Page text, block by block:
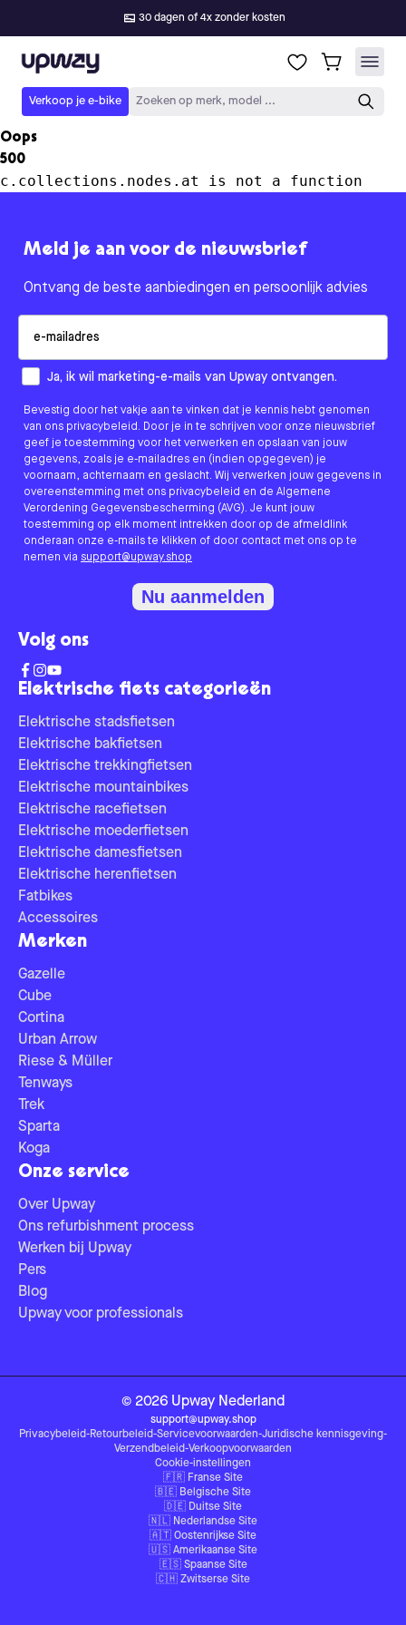
30 dagen of 4x zonder kosten
Upway
Verkoop je e-bike Zoeken op merk, model ...
Oops
500
c.collections.nodes.at is not a function
Elektrische fiets categorieën
Elektrische stadsfietsen
Elektrische bakfietsen
Elektrische trekkingfietsen
Elektrische mountainbikes
Elektrische racefietsen
Elektrische moederfietsen
Elektrische damesfietsen
Elektrische herenfietsen
Fatbikes
Accessoires
Merken
Gazelle
Cube
Cortina
Urban Arrow
Riese & Müller
Tenways
Trek
Sparta
Koga
Onze service
Over Upway
Ons refurbishment process
Werken bij Upway
Pers
Blog
Upway voor professionals
Meld je aan voor de nieuwsbrief
Ontvang de beste aanbiedingen en persoonlijk advies
How would you like to hear from us?
Ja, ik wil marketing-e-mails van Upway ontvangen.
Bevestig door het vakje aan te vinken dat je kennis hebt genomen
van ons privacybeleid. Door je in te schrijven voor onze nieuwsbrief
geef je toestemming voor het verwerken en opslaan van jouw
gegevens, zoals je e-mailadres en (indien opgegeven) je
voornaam, achternaam en geslacht. Wij verwerken jouw gegevens in
overeenstemming met ons privacybeleid en de Algemene
Verordening Gegevensbescherming (AVG). Je kunt jouw
toestemming op elk moment intrekken door op de afmeldlink
onderaan onze e-mails te klikken of door contact met ons op te
nemen via support@upway.shop
Nu aanmelden
Volg ons
© 2026 Upway Nederland
support@upway.shop
Privacybeleid-Retourbeleid-Servicevoorwaarden-Juridische kennisgeving-
Verzendbeleid-Verkoopvoorwaarden
Cookie-instellingen
🇫🇷 Franse Site
🇧🇪 Belgische Site
🇩🇪 Duitse Site
🇳🇱 Nederlandse Site
🇦🇹 Oostenrijkse Site
🇺🇸 Amerikaanse Site
🇪🇸 Spaanse Site
🇨🇭 Zwitserse Site